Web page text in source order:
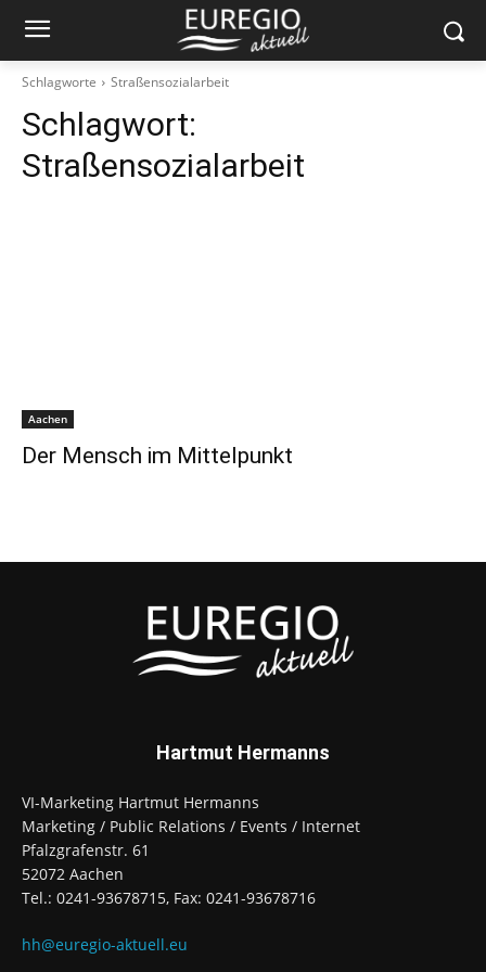
Schlagworte Straßensozialarbeit
Schlagwort:
Straßensozialarbeit
Aachen
Der Mensch im Mittelpunkt
Hartmut Hermanns
VI-Marketing Hartmut Hermanns
Marketing / Public Relations / Events / Internet
Pfalzgrafenstr. 61
52072 Aachen
Tel.: 0241-93678715, Fax: 0241-93678716
hh@euregio-aktuell.eu